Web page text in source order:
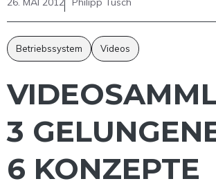
Betriebssystem Videos
3
6 KONZEPTE